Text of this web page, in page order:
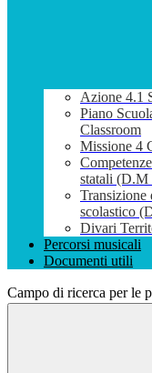
Azione 4.1
Piano
Classroom
Missione 4
statali (D.M
Transizione
scolastico
Divari
Percorsi musicali
Documenti utili
Campo di ricerca per le